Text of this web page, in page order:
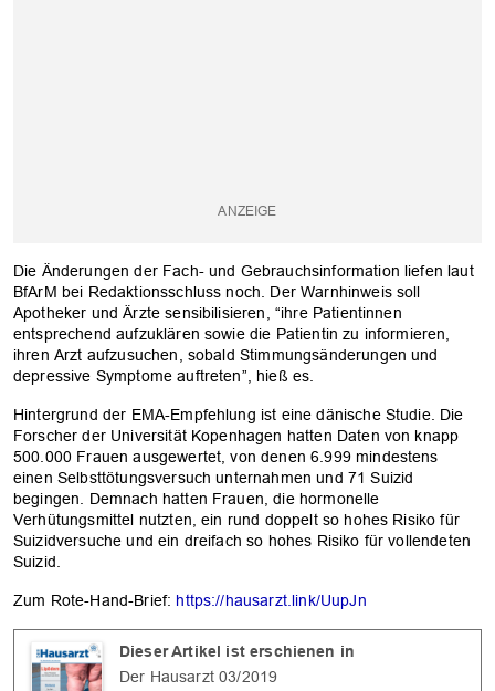
Die Änderungen der Fach- und Gebrauchsinformation liefen laut
BfArM bei Redaktionsschluss noch. Der Warnhinweis soll
Apotheker und Ärzte sensibilisieren, “ihre Patientinnen
entsprechend aufzuklären sowie die Patientin zu informieren,
ihren Arzt aufzusuchen, sobald Stimmungsänderungen und
depressive Symptome auftreten”, hieß es.
Hintergrund der EMA-Empfehlung ist eine dänische Studie. Die
Forscher der Universität Kopenhagen hatten Daten von knapp
500.000 Frauen ausgewertet, von denen 6.999 mindestens
einen Selbsttötungsversuch unternahmen und 71 Suizid
begingen. Demnach hatten Frauen, die hormonelle
Verhütungsmittel nutzten, ein rund doppelt so hohes Risiko für
Suizidversuche und ein dreifach so hohes Risiko für vollendeten
Suizid.
Zum Rote-Hand-Brief: https://hausarzt.link/UupJn
Dieser Artikel ist erschienen in
Der Hausarzt 03/2019